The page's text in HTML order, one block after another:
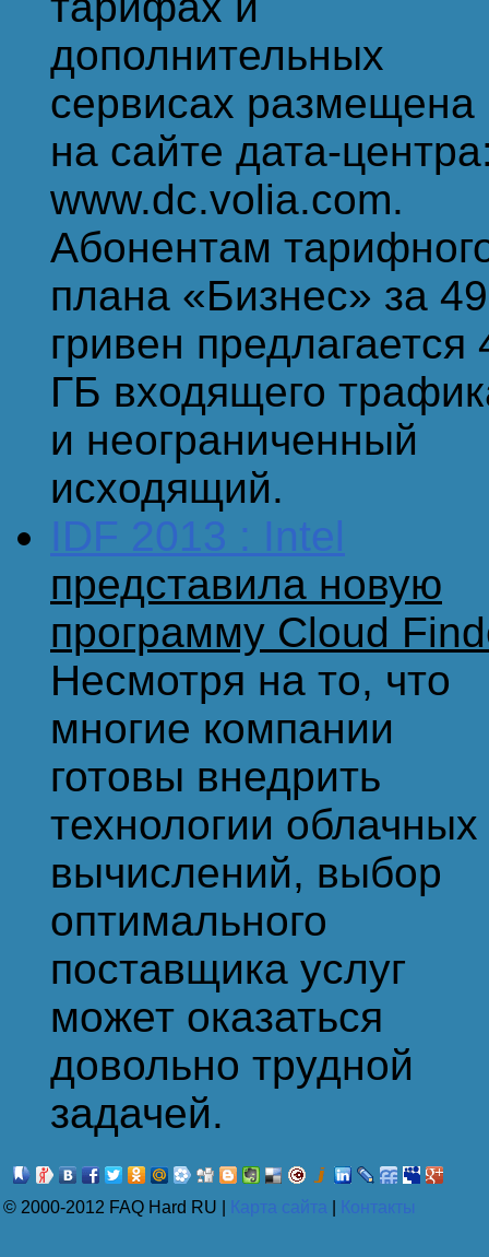
дополнительных
сервисах размещена
на сайте дата-
www.dc.volia.com.
Абонентам
плана «Бизнес» за
гривен предлагается
ГБ входящего
и неограниченный
исходящий.
IDF 2013 : Intel
представила новую
программу Cloud
Несмотря на то, что
многие компании
готовы внедрить
технологии облачных
вычислений, выбор
оптимального
поставщика услуг
может оказаться
довольно трудной
задачей.
© 2000-2012 FAQ Hard RU | Карта сайта Контакты